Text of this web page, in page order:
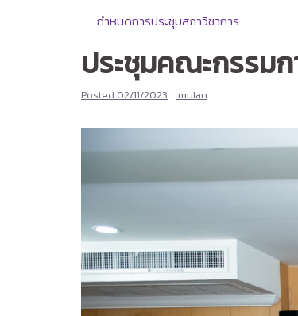
กำหนดการประชุมสภาวิชาการ
ประชุมคณะกรรมก
Posted 02/11/2023 mulan